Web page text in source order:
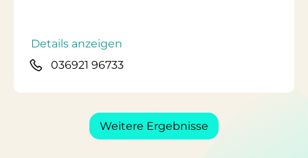
Details anzeigen
036921 96733
Weitere Ergebnisse